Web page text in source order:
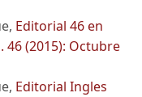
Editorial 46 en
46 (2015): Octubre
Editorial Ingles